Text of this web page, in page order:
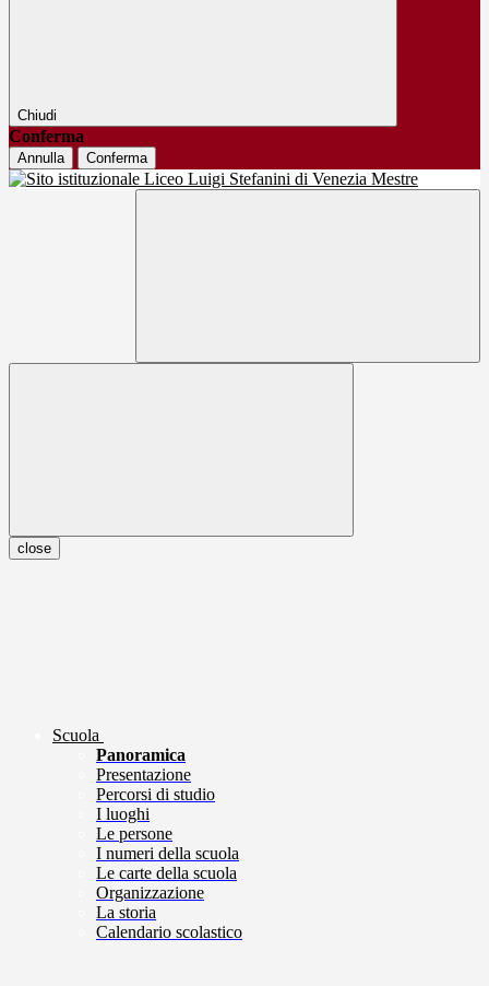
Chiudi
Conferma
Annulla Conferma
close
Scuola
Panoramica
Presentazione
Percorsi di studio
I luoghi
Le persone
I numeri della scuola
Le carte della scuola
Organizzazione
La storia
Calendario scolastico